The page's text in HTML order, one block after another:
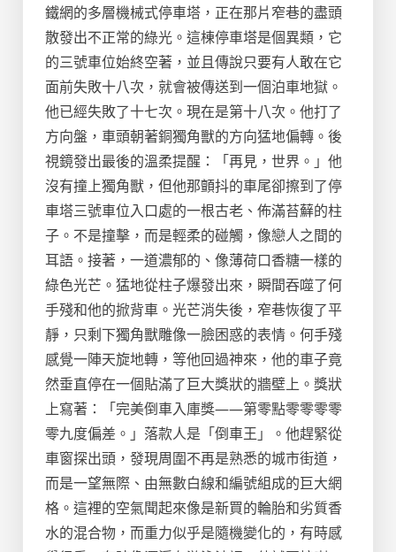
鐵網的多層機械式停車塔，正在那片窄巷的盡頭
散發出不正常的綠光。這棟停車塔是個異類，它
的三號車位始終空著，並且傳說只要有人敢在它
面前失敗十八次，就會被傳送到一個泊車地獄。
他已經失敗了十七次。現在是第十八次。他打了
方向盤，車頭朝著銅獨角獸的方向猛地偏轉。後
視鏡發出最後的溫柔提醒：「再見，世界。」他
沒有撞上獨角獸，但他那顫抖的車尾卻擦到了停
車塔三號車位入口處的一根古老、佈滿苔蘚的柱
子。不是撞擊，而是輕柔的碰觸，像戀人之間的
耳語。接著，一道濃郁的、像薄荷口香糖一樣的
綠色光芒。猛地從柱子爆發出來，瞬間吞噬了何
手殘和他的掀背車。光芒消失後，窄巷恢復了平
靜，只剩下獨角獸雕像一臉困惑的表情。何手殘
感覺一陣天旋地轉，等他回過神來，他的車子竟
然垂直停在一個貼滿了巨大獎狀的牆壁上。獎狀
上寫著：「完美倒車入庫獎——第零點零零零零
零九度偏差。」落款人是「倒車王」。他趕緊從
車窗探出頭，發現周圍不再是熟悉的城市街道，
而是一望無際、由無數白線和編號組成的巨大網
格。這裡的空氣聞起來像是新買的輪胎和劣質香
水的混合物，而重力似乎是隨機變化的，有時感